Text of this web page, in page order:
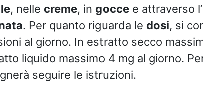
, nelle creme, in goccee attraverso l’
. Per quanto riguarda le dosi, si
al giorno. In estratto secco
liquido massimo 4 mg al giorno.
seguire le istruzioni.